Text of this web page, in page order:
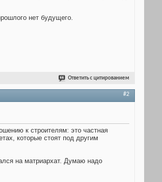
нет будущего.
Ответить с цитированием
#2
к строителям: это частная
которые стоят под другим
на матриархат. Думаю надо